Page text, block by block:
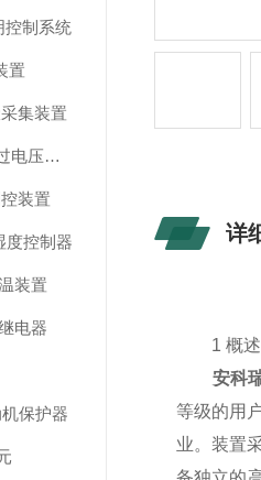
控制系统
置
集装置
ACTB电流互感器过电压保护
装置
度控制器
装置
电器
保护器
详
1 概述
安科
等级的用
业。装置